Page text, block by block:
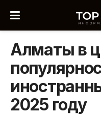
Алматы в
2025 году